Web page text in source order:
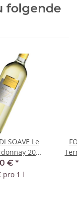
folgende
SOAVE Le
2025
€ *
pro 1 l